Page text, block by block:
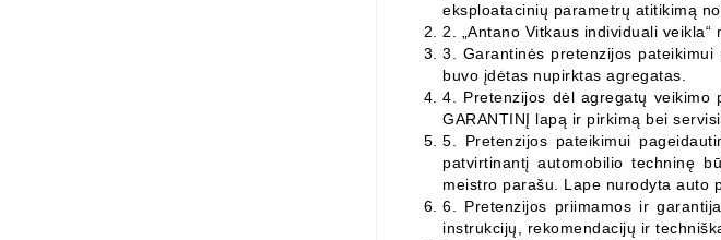
eksploatacinių parametrų atitikimą
2. „Antano Vitkaus individuali
3. Garantinės pretenzijos pateikimui
buvo įdėtas nupirktas agregatas.
4. Pretenzijos dėl agregatų
GARANTINĮ lapą ir pirkimą bei
5. Pretenzijos pateikimui
patvirtinantį automobilio techninę
meistro parašu. Lape nurodyta auto
6. Pretenzijos priimamos ir
instrukcijų, rekomendacijų ir